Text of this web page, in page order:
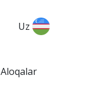
Uz
Aloqalar